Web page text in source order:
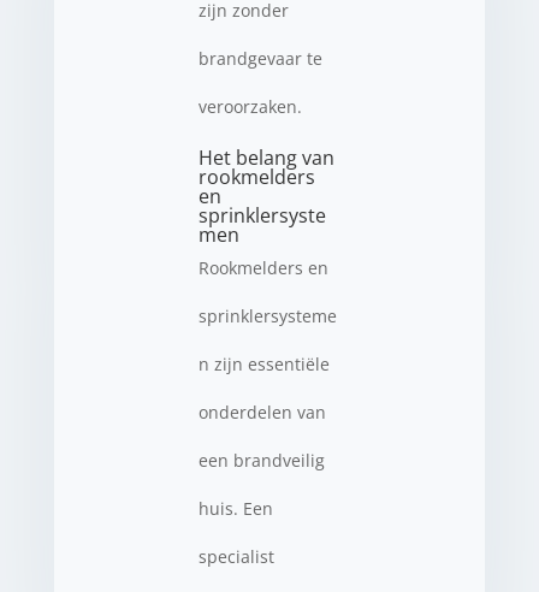
zijn zonder
brandgevaar te
veroorzaken.
Het belang van
rookmelders
en
sprinklersyste
men
Rookmelders en
sprinklersysteme
n zijn essentiële
onderdelen van
een brandveilig
huis. Een
specialist